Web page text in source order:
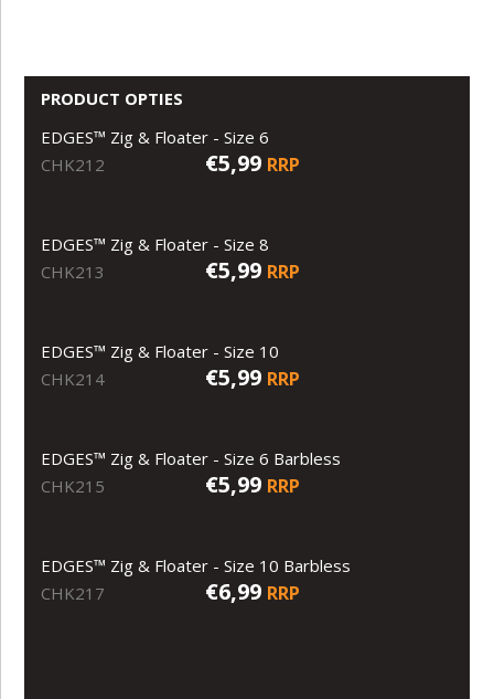
PRODUCT OPTIES
EDGES™ Zig & Floater - Size 6
CHK212
€5,99 RRP
EDGES™ Zig & Floater - Size 8
CHK213
€5,99 RRP
EDGES™ Zig & Floater - Size 10
CHK214
€5,99 RRP
EDGES™ Zig & Floater - Size 6 Barbless
CHK215
€5,99 RRP
EDGES™ Zig & Floater - Size 10 Barbless
CHK217
€6,99 RRP